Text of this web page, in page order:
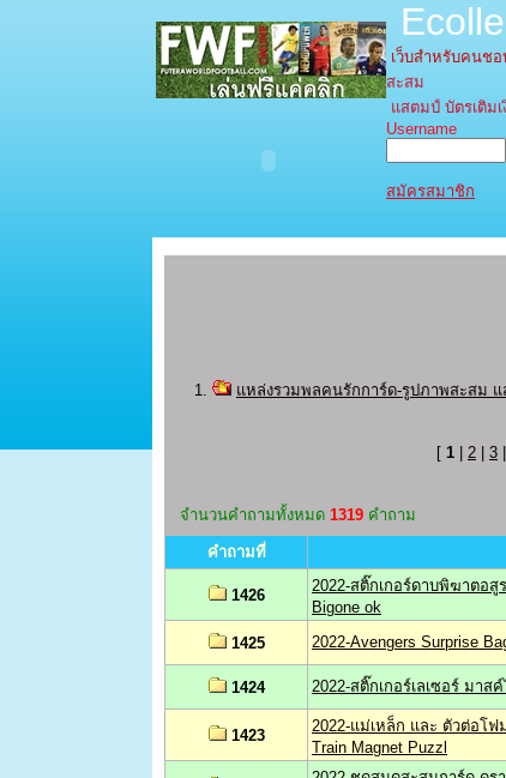
เว็บสำหรับคนช
สะสม
แสตมป์ บัตรเติม
Username
สมัครสมาชิก
แหล่งรวมพลคนรักการ์ด-รูปภาพสะสม
[ 1 2 3
จํานวนคำถามทั้งหมด 1319 คำถาม
คำถามที่
1426
2022-สติ๊กเกอร์ดาบพิฆาตอสู
Bigone ok
1425 2022-Avengers Surprise
1424 2022-สติ๊กเกอร์เลเซอร์ มาส
1423
2022-แม่เหล็ก และ ตัวต่อโ
Train Magnet Puzzl